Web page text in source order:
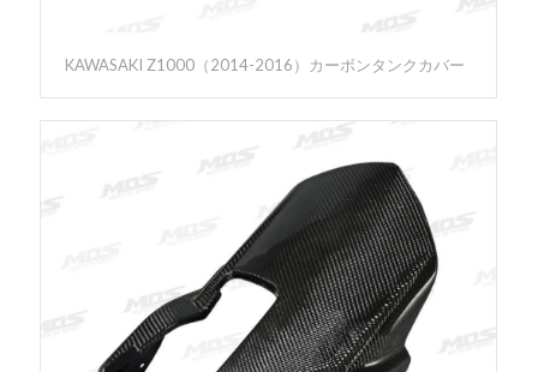
KAWASAKI Z1000（2014-2016）カーボンタンクカバー